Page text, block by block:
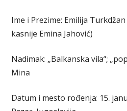
Ime i Prezime: Emilija
kasnije Emina Jahović)
Nadimak: „Balkanska vila“;
Mina
Datum i mesto rođenja: 15.